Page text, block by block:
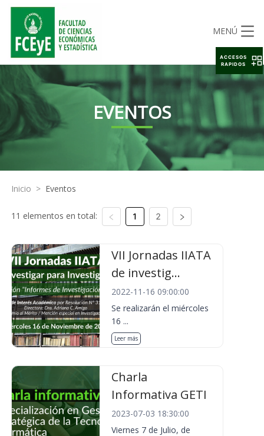
MENÚ
EVENTOS
Inicio > Eventos
11 elementos en total: 1 2
VII Jornadas IIATA
de investig...
2022-11-16 09:00:00
Se realizarán el miércoles
16 ...
Leer más
Charla
Informativa GETI
2023-07-03 18:30:00
Viernes 7 de Julio, de
ACCESOS
RAPIDOS